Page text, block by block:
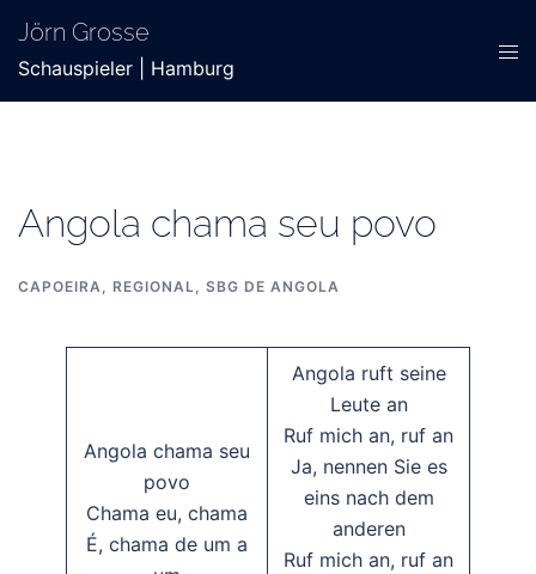
Inhalt
springen
Jörn Grosse
Schauspieler | Hamburg
Angola chama seu povo
CAPOEIRA, REGIONAL, SBG DE ANGOLA
Angola chama seu
povo
Chama eu, chama
É, chama de um a
Angola ruft seine
Leute an
Ruf mich an, ruf an
Ja, nennen Sie es
eins nach dem
anderen
Ruf mich an, ruf an